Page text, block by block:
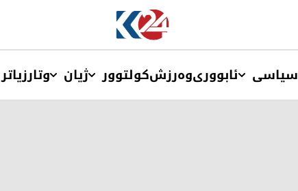
سیاسی ئابووریوەرزشکولتوور ژیان وتارزیاتر